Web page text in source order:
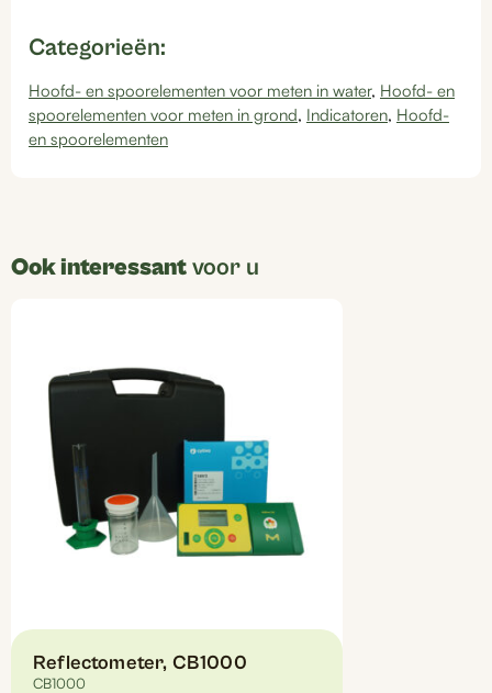
Categorieën:
Hoofd- en spoorelementen voor meten in water, Hoofd- en
spoorelementen voor meten in grond, Indicatoren, Hoofd-
en spoorelementen
Ook interessant voor u
Reflectometer, CB1000
CB1000